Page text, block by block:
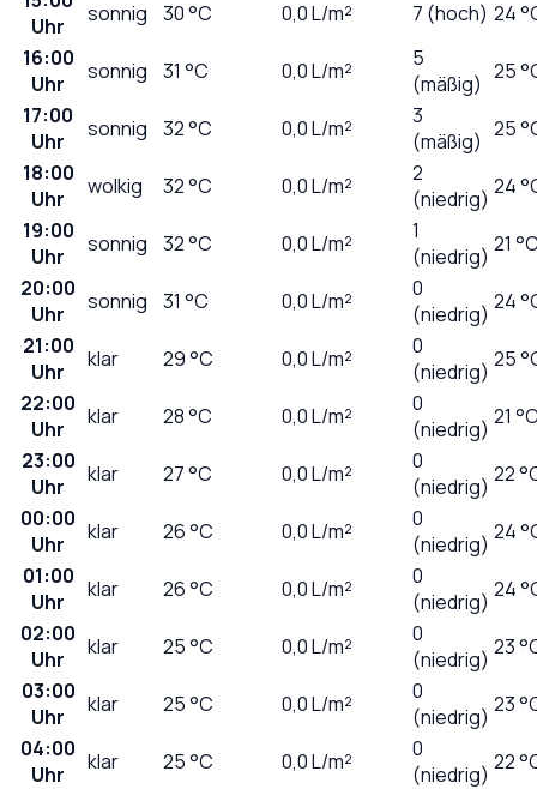
Uhr
sonnig 30°C 0,0L/m² 7 (hoch) 24
16:00
Uhr
sonnig 31 °C 0,0L/m²
5
(mäßig) 25
17:00
Uhr
sonnig 32°C 0,0L/m²
3
(mäßig) 25
18:00
Uhr
wolkig 32°C 0,0L/m²
2
(niedrig) 24
19:00
Uhr
sonnig 32°C 0,0L/m²
1
(niedrig) 21
20:00
Uhr
sonnig 31 °C 0,0L/m²
0
(niedrig) 24
21:00
Uhr
klar 29°C 0,0L/m²
0
(niedrig) 25
22:00
Uhr
klar 28°C 0,0L/m²
0
(niedrig) 21
23:00
Uhr
klar 27°C 0,0L/m²
0
(niedrig) 22
00:00
Uhr
klar 26°C 0,0L/m²
0
(niedrig) 24
01:00
Uhr
klar 26°C 0,0L/m²
0
(niedrig) 24
02:00
Uhr
klar 25°C 0,0L/m²
0
(niedrig) 23
03:00
Uhr
klar 25°C 0,0L/m²
0
(niedrig) 23
04:00
Uhr
klar 25°C 0,0L/m²
0
(niedrig) 22